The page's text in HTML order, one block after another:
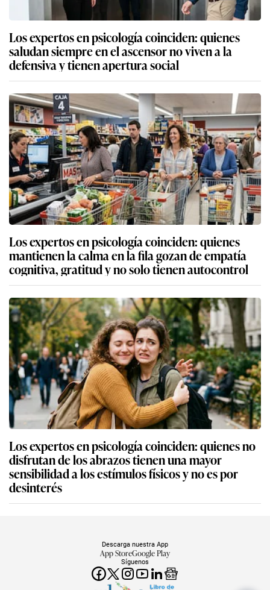
Los expertos en psicología coinciden: quienes
saludan siempre en el ascensor no viven a la
defensiva y tienen apertura social
Los expertos en psicología coinciden: quienes
mantienen la calma en la fila gozan de empatía
cognitiva, gratitud y no solo tienen autocontrol
Los expertos en psicología coinciden: quienes no
disfrutan de los abrazos tienen una mayor
sensibilidad a los estímulos físicos y no es por
desinterés
Síguenos
Descarga nuestra App
App StoreGoogle Play